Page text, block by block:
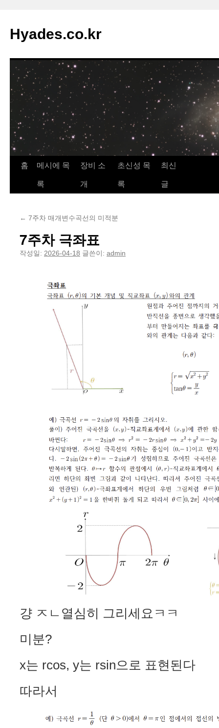
츠
로
너
기
Hyades.co.kr
홈 메시에 목
록
장비 소
개
초신성 목
록
최신
글
← 7주차 매개변수곡선의 미적분
7주차 극좌표
작성일: 2026-04-18 글쓴이: admin
걍 ㅈㄴ열심히 그리세요ㅋㅋ
미분?
x는 rcos, y는 rsin으로 표현된다
따라서